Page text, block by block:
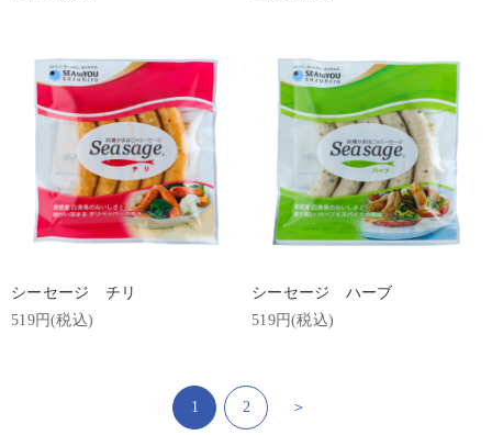
シーセージ チリ
519円(税込)
シーセージ ハーブ
519円(税込)
1 2 ＞